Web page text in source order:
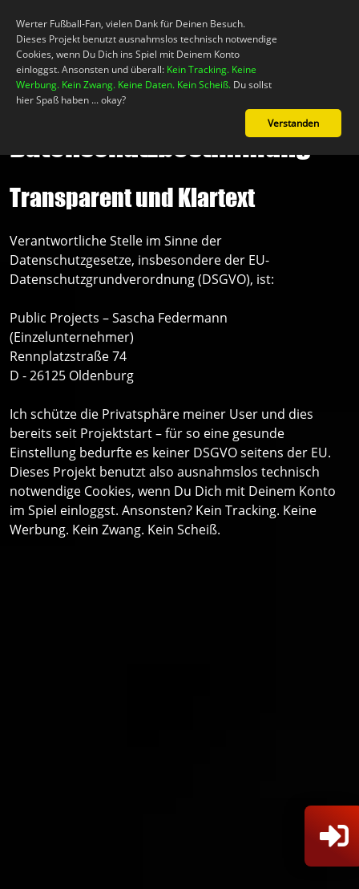
Neuigkeiten
Das Spiel!
Rechtliches
Teilen
Datenschutzbestimmung
Transparent und Klartext
Verantwortliche Stelle im Sinne der
Datenschutzgesetze, insbesondere der EU-
Datenschutzgrundverordnung (DSGVO), ist:
Public Projects – Sascha Federmann
(Einzelunternehmer)
Rennplatzstraße 74
D - 26125 Oldenburg
Ich schütze die Privatsphäre meiner User und dies
bereits seit Projektstart – für so eine gesunde
Einstellung bedurfte es keiner DSGVO seitens der EU.
Dieses Projekt benutzt also ausnahmslos technisch
notwendige Cookies, wenn Du Dich mit Deinem Konto
im Spiel einloggst. Ansonsten? Kein Tracking. Keine
Werbung. Kein Zwang. Kein Scheiß.
Werter Fußball-Fan, vielen Dank für Deinen Besuch.
Dieses Projekt benutzt ausnahmslos technisch notwendige
Cookies, wenn Du Dich ins Spiel mit Deinem Konto
einloggst. Ansonsten und überall: Kein Tracking. Keine
Werbung. Kein Zwang. Keine Daten. Kein Scheiß. Du sollst
hier Spaß haben ... okay?
Verstanden